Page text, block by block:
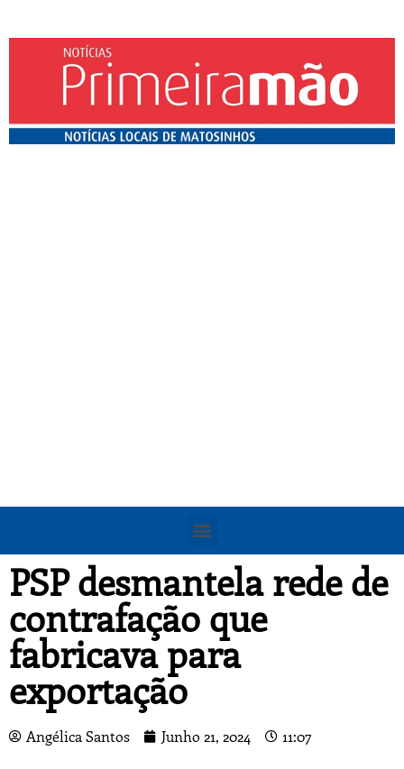
PSP desmantela rede de
contrafação que
fabricava para
exportação
Angélica Santos Junho 21, 2024 11:07